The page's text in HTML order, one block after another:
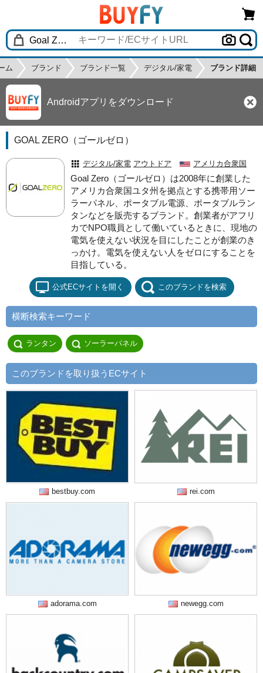
ム ブランド ブランド一覧 デジタル/家電 ブランド詳細
Androidアプリをダウンロード
GOAL ZERO（ゴールゼロ）
デジタル/家電 アウトドア アメリカ合衆国
Goal Zero（ゴールゼロ）は2008年に創業した
アメリカ合衆国ユタ州を拠点とする携帯用ソー
ラーパネル、ポータブル電源、ポータブルラン
タンなどを販売するブランド。創業者がアフリ
カでNPO職員として働いているときに、現地の
電気を使えない状況を目にしたことが創業のき
っかけ。電気を使えない人をゼロにすることを
目指している。
公式ECサイトを開く このブランドを検索
横断検索キーワード
ランタン ソーラーパネル
このブランドを取り扱うECサイト
bestbuy.com rei.com
adorama.com newegg.com